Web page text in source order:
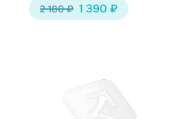
2 180 ₽ 1 390 ₽